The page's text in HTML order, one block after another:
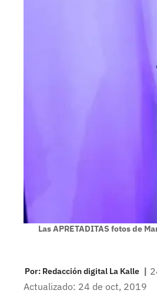
Las APRETADITAS fotos de
Por: Redacción digital La Kalle |
Actualizado: 24 de oct, 2019